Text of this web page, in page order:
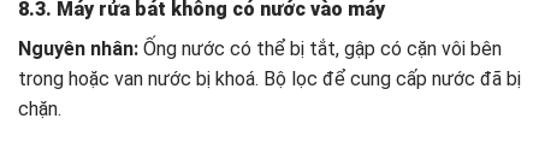
8.3. Máy rửa bát không có nước vào máy
Nguyên nhân: Ống nước có thể bị tắt, gập có cặn vôi bên
trong hoặc van nước bị khoá. Bộ lọc để cung cấp nước đã bị
chặn.